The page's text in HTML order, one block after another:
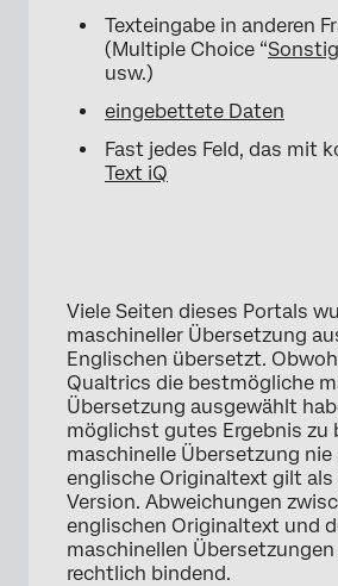
Texteingabe in anderen
(Multiple Choice “
usw.)
eingebettete Daten
Fast jedes Feld, das mit
Text iQ
Viele Seiten dieses Portals
maschineller Übersetzung
Englischen übersetzt.
Qualtrics die bestmögliche
Übersetzung ausgewählt
möglichst gutes Ergebnis zu
maschinelle Übersetzung
englische Originaltext gilt
Version. Abweichungen
englischen Originaltext und
maschinellen
rechtlich bindend.